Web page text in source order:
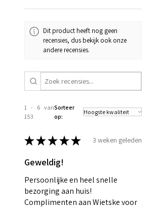
Dit product heeft nog geen
recensies, dus bekijk ook onze
andere recensies.
1 - 6 van
153
Sorteer
op:
★★★★★ 3 weken geleden
Geweldig!
Persoonlijke en heel snelle
bezorging aan huis!
Complimenten aan Wietske voor